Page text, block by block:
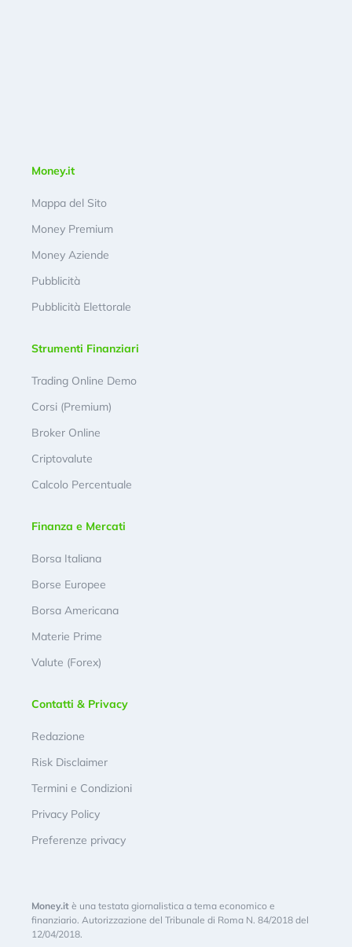
Money.it
Mappa del Sito
Money Premium
Money Aziende
Pubblicità
Pubblicità Elettorale
Strumenti Finanziari
Trading Online Demo
Corsi (Premium)
Broker Online
Criptovalute
Calcolo Percentuale
Finanza e Mercati
Borsa Italiana
Borse Europee
Borsa Americana
Materie Prime
Valute (Forex)
Contatti & Privacy
Redazione
Risk Disclaimer
Termini e Condizioni
Privacy Policy
Preferenze privacy
Money.it è una testata giornalistica a tema economico e
finanziario. Autorizzazione del Tribunale di Roma N. 84/2018 del
12/04/2018.